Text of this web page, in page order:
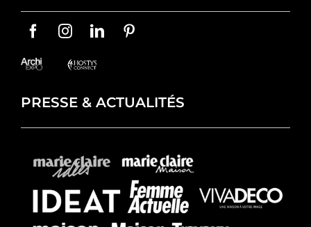
PRESSE & ACTUALITÉS